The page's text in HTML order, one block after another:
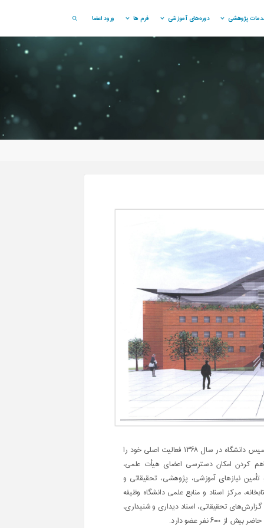
پژوهشی دوره‌های آموزشی فرم ها ورود اعضا
SEARCH
کتابخانه، مرکز اسناد و منابع علمی دانشگاه همزمان با تأسیس دانشگاه در سال ۱۳۶۸ فعالیت اصلی خود را
کردن امکان دسترسی اعضای هیأت علمی،
نیازهای آموزشی، پژوهشی، تحقیقاتی و
مرکز اسناد و منابع علمی دانشگاه وظیفه
تحقیقاتی، اسناد دیداری و شنیداری،
نفر عضو دارد.